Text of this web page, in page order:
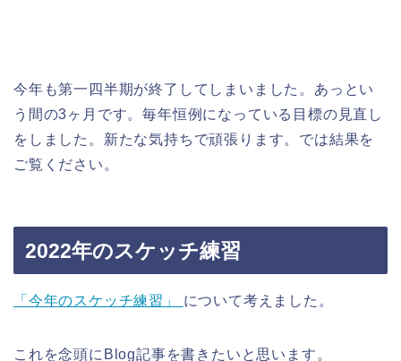
今年も第一四半期が終了してしまいました。あっとい
う間の3ヶ月です。毎年恒例になっている目標の見直し
をしました。新たな気持ちで頑張ります。では結果を
ご覧ください。
2022年のスケッチ練習
「今年のスケッチ練習」 について考えました。
これを念頭にBlog記事を書きたいと思います。